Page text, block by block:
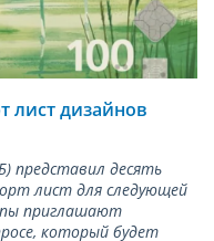
лист дизайнов
представил десять
лист для следующей
приглашают
который будет